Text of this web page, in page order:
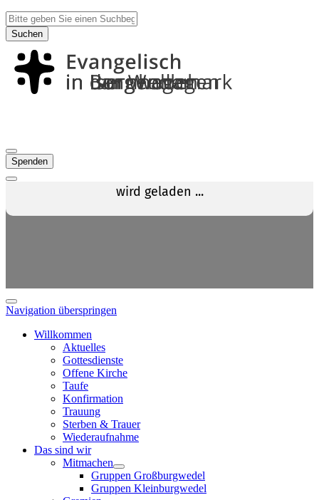
Suchen
Spenden
Navigation überspringen
Willkommen
Aktuelles
Gottesdienste
Offene Kirche
Taufe
Konfirmation
Trauung
Sterben & Trauer
Wiederaufnahme
Das sind wir
Mitmachen
Gruppen Großburgwedel
Gruppen Kleinburgwedel